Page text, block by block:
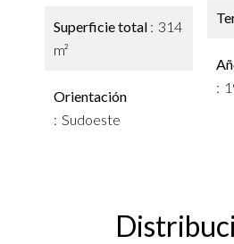
Superficie total
314
m²
Orientación
Sudoeste